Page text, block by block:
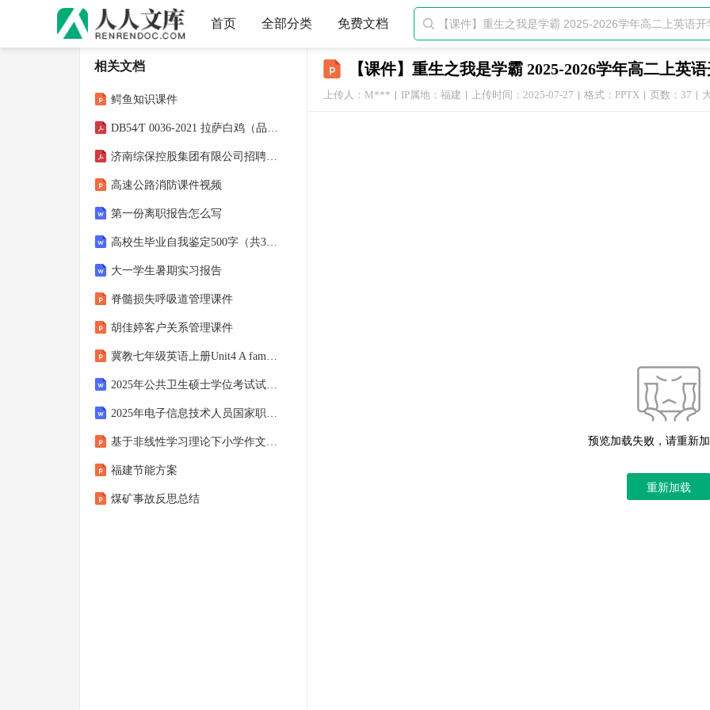
首页 全部分类 免费文档 
【课件】重生之我是学霸 2025-2026学年高二上英
上传人：M*** IP属地：福建 上传时间：2025-07-27 格式：PPTX 页数：37
预览加载失败，请重新
重新加载
相关文档
鳄鱼知识课件
DB54∕T 0036-2021 拉萨白鸡（品种群）养殖技术规范
济南综保控股集团有限公司招聘笔试题库2025
高速公路消防课件视频
第一份离职报告怎么写
高校生毕业自我鉴定500字（共3篇）
大一学生暑期实习报告
脊髓损失呼吸道管理课件
胡佳婷客户关系管理课件
冀教七年级英语上册Unit4 A family picnic《合作探究一》课件
2025年公共卫生硕士学位考试试卷及答案
2025年电子信息技术人员国家职业资格等级鉴定试卷及答案
基于非线性学习理论下小学作文教学研究方案
福建节能方案
煤矿事故反思总结